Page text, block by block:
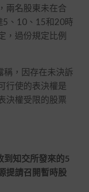
兩名股東未在合
5、10、15和20時
，過份規定比例
，因存在未決訴
行使的表決權是
決權受限的股票
知交所發來的5
提請召開暫時股